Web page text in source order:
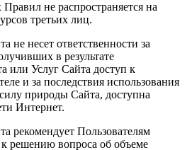
не распространяется на
третьих лиц.
не несет ответственности за
в результате
или Услуг Сайта доступ к
и за последствия использования
природы Сайта, доступна
Интернет.
рекомендует Пользователям
к решению вопроса об объеме